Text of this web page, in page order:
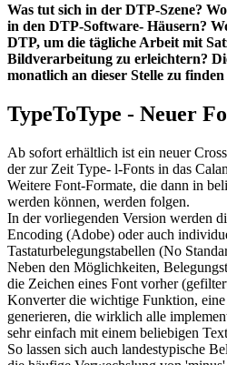
Was tut sich in der DTP-Szene?
in den DTP-Software- Häusern?
DTP, um die tägliche Arbeit mit
Bildverarbeitung zu erleichtern?
monatlich an dieser Stelle zu
TypeToType - Neuer
Ab sofort erhältlich ist ein neuer
der zur Zeit Type- l-Fonts in das
Weitere Font-Formate, die dann in
werden können, werden folgen.
In der vorliegenden Version werden
Encoding (Adobe) oder auch
Tastaturbelegungstabellen (No
Neben den Möglichkeiten,
die Zeichen eines Font vorher
Konverter die wichtige Funktion,
generieren, die wirklich alle
sehr einfach mit einem beliebigen
So lassen sich auch landestypische